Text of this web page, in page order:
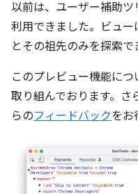
以前は、ユーザー補助ツ
利用できました。ビュ
とその祖先のみを探索で
このプレビュー機能に
取り組んでおります。さ
らのフィードバックをお